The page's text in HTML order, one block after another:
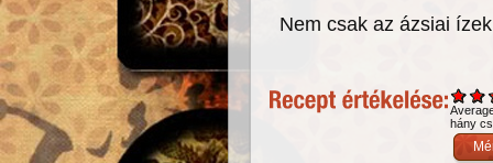
Nem csak az ázsiai
hány